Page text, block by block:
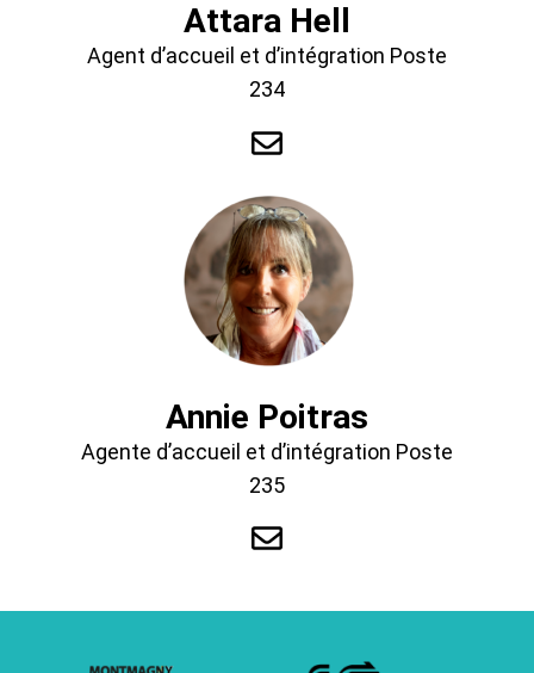
Attara Hell
Agent d’accueil et d’intégration Poste
234
Annie Poitras
Agente d’accueil et d’intégration Poste
235